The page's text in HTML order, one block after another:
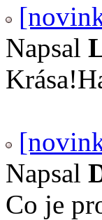
Napsal
Napsal
Co je